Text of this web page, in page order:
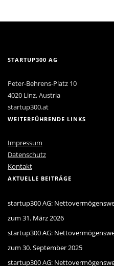
STARTUP300 AG
Peter-Behrens-Platz 10
4020 Linz, Austria
startup300.at
WEITERFÜHRENDE LINKS
Impressum
Datenschutz
Kontakt
AKTUELLE BEITRÄGE
startup300 AG:
zum 31. März 2026
startup300 AG:
zum 30. September 2025
startup300 AG: